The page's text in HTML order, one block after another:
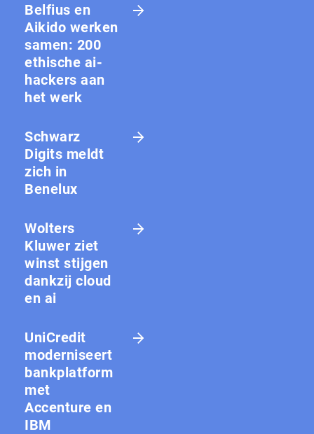
Belfius en
Aikido werken
samen: 200
ethische ai-
hackers aan
het werk
Schwarz
Digits meldt
zich in
Benelux
Wolters
Kluwer ziet
winst stijgen
dankzij cloud
en ai
UniCredit
moderniseert
bankplatform
met
Accenture en
IBM